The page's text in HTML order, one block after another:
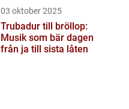
03 oktober 2025
Trubadur till bröllop:
Musik som bär dagen
från ja till sista låten